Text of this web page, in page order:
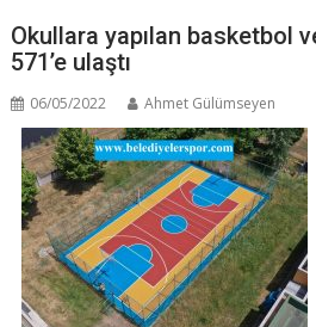
Okullara yapılan basketbol
571’e ulaştı
06/05/2022 Ahmet Gülümseyen